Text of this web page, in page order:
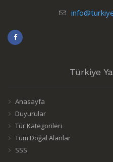
Türkiye
Anasayfa
Duyurular
Tür Kategorileri
Tüm Doğal Alanlar
SSS